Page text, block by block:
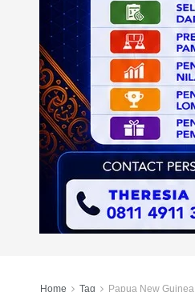
Home Tag Papua New Guinea